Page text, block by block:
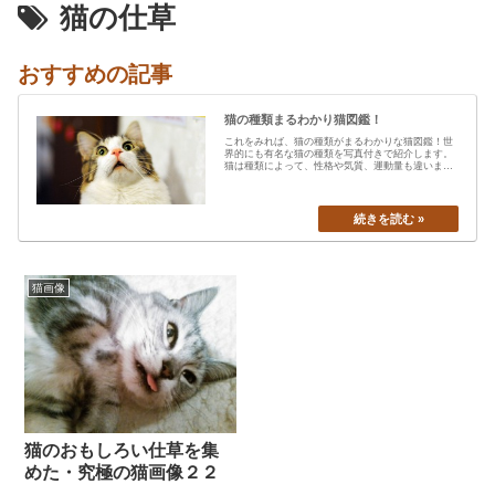
猫の仕草
おすすめの記事
猫の種類まるわかり猫図鑑！
これをみれば、猫の種類がまるわかりな猫図鑑！世
界的にも有名な猫の種類を写真付きで紹介します。
猫は種類によって、性格や気質、運動量も違います
猫画像
猫のおもしろい仕草を集
めた・究極の猫画像２２